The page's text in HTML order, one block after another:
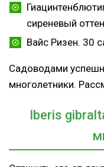
сиреневый
Вайс Ризен. 30
Садоводами
многолетники.
Iberis